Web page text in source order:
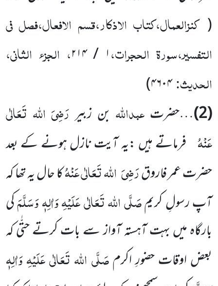
( کنزالعمال،کتاب الاذکار،قسم الافعال،فصل فی
التفسیر،سورۃ الحجرات،۱ / ۲۱۴
، الجزء الثانی،
الحدیث:۴۶۰۴)
(2) …حضرت عبداللہبن زبیر رَضِیَ اللہ تَعَالٰی
عَنْہُ فرماتے ہیں :یہ آیت نازل ہونے کے بعد
حضرت عمر فاروقرَضِیَ اللہ تَعَالٰی عَنْہُکا حال یہ تھا کہ
آپ رسولِ کریمصَلَّی اللہ تَعَالٰی عَلَیْہِ وَاٰلِہٖ وَسَلَّمَکی
بارگاہ میں بہت آہستہ آواز سے بات کرتے حتّٰی کہ
بعض اوقات حضورِ اکرمصَلَّی اللہ تَعَالٰی عَلَیْہِ وَاٰلِہٖ